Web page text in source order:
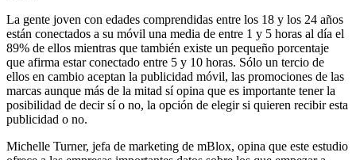
La gente joven con edades comprendidas entre los 18 y los 24 años
están conectados a su móvil una media de entre 1 y 5 horas al día el
89% de ellos mientras que también existe un pequeño porcentaje
que afirma estar conectado entre 5 y 10 horas. Sólo un tercio de
ellos en cambio aceptan la publicidad móvil, las promociones de las
marcas aunque más de la mitad sí opina que es importante tener la
posibilidad de decir sí o no, la opción de elegir si quieren recibir esta
publicidad o no.
Michelle Turner, jefa de marketing de mBlox, opina que este estudio